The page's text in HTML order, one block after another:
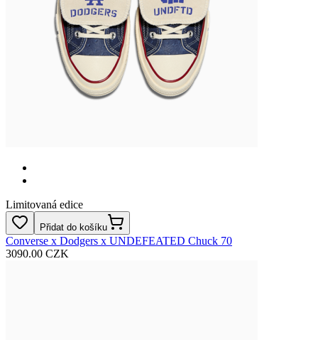
Limitovaná edice
Přidat do košíku
Converse x Dodgers x UNDEFEATED Chuck 70
3090.00 CZK